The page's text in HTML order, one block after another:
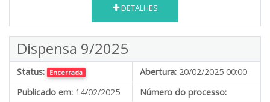
DETALHES
Dispensa 9/2025
Status: Encerrada Abertura: 20/02/2025 00:00
Publicado em: 14/02/2025
Número do processo: